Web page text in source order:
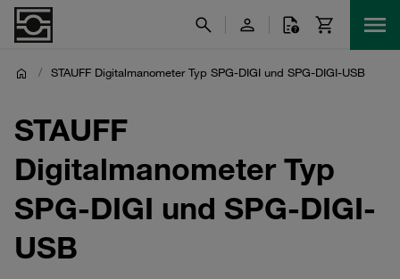
/ STAUFF Digitalmanometer Typ SPG-DIGI und SPG-DIGI-USB
STAUFF
Digitalmanometer Typ
SPG-DIGI und SPG-DIGI-
USB